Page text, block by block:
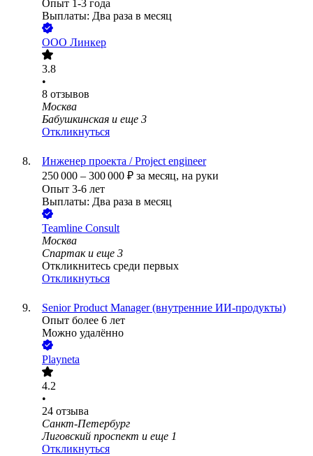
Опыт 1-3 года
Выплаты: Два раза в месяц
ООО Линкер
3.8
•
8 отзывов
Москва
Бабушкинская и еще 3
Откликнуться
Инженер проекта / Project engineer
250 000 – 300 000 ₽ за месяц, на руки
Опыт 3-6 лет
Выплаты: Два раза в месяц
Teamline Consult
Москва
Спартак и еще 3
Откликнитесь среди первых
Откликнуться
Senior Product Manager (внутренние ИИ-продукты)
Опыт более 6 лет
Можно удалённо
Playneta
4.2
•
24 отзыва
Санкт-Петербург
Лиговский проспект и еще 1
Откликнуться